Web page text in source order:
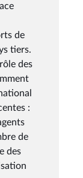
de
tiers.
des
:
de
des